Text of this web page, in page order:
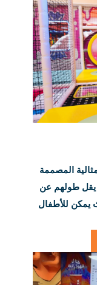
المصممة
يقل طولهم عن
يمكن للأطفال
الصغار